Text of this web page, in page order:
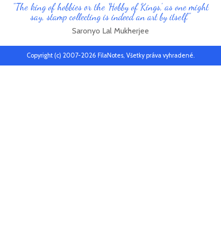
"The king of hobbies or the 'Hobby of Kings', as one might
say, stamp collecting is indeed an art by itself"
Saronyo Lal Mukherjee
Copyright (c) 2007-2026 FilaNotes, Všetky práva vyhradené.